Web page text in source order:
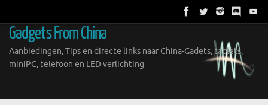
inhoud
Gadgets From China
Aanbiedingen, Tips en directe links naar China-Gadets, tablets,
miniPC, telefoon en LED verlichting